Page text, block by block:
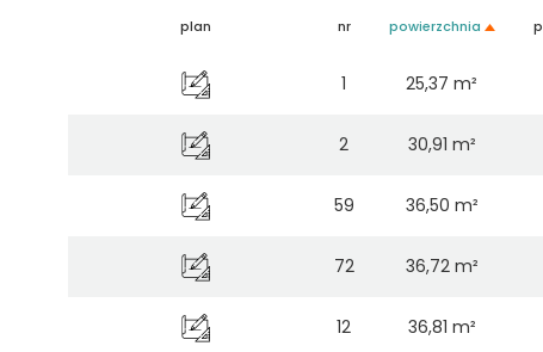
plan nr powierzchnia
1 25,37 m²
2 30,91 m²
59 36,50 m²
72 36,72 m²
12 36,81 m²